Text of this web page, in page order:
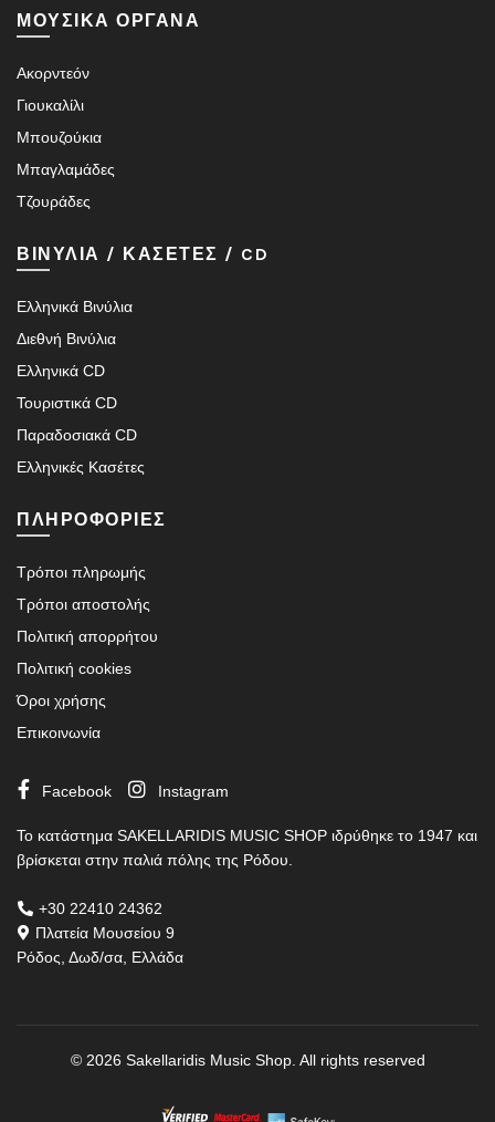
ΜΟΥΣΙΚΑ ΟΡΓΑΝΑ
Ακορντεόν
Γιουκαλίλι
Μπουζούκια
Μπαγλαμάδες
Τζουράδες
ΒΙΝΥΛΙΑ / ΚΑΣΕΤΕΣ / CD
Ελληνικά Βινύλια
Διεθνή Βινύλια
Ελληνικά CD
Τουριστικά CD
Παραδοσιακά CD
Ελληνικές Κασέτες
ΠΛΗΡΟΦΟΡΙΕΣ
Τρόποι πληρωμής
Τρόποι αποστολής
Πολιτική απορρήτου
Πολιτική cookies
Όροι χρήσης
Επικοινωνία
Facebook Instagram
Το κατάστημα SAKELLARIDIS MUSIC SHOP ιδρύθηκε το 1947 και
βρίσκεται στην παλιά πόλης της Ρόδου.
+30 22410 24362
Πλατεία Μουσείου 9
Ρόδος, Δωδ/σα, Ελλάδα
© 2026 Sakellaridis Music Shop. All rights reserved